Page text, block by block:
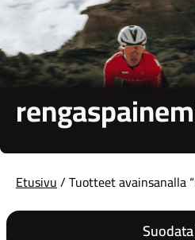
Suositut osastot
Gravel-pyörät
Etusivu/ Tuotteet avainsanalla
Suodata